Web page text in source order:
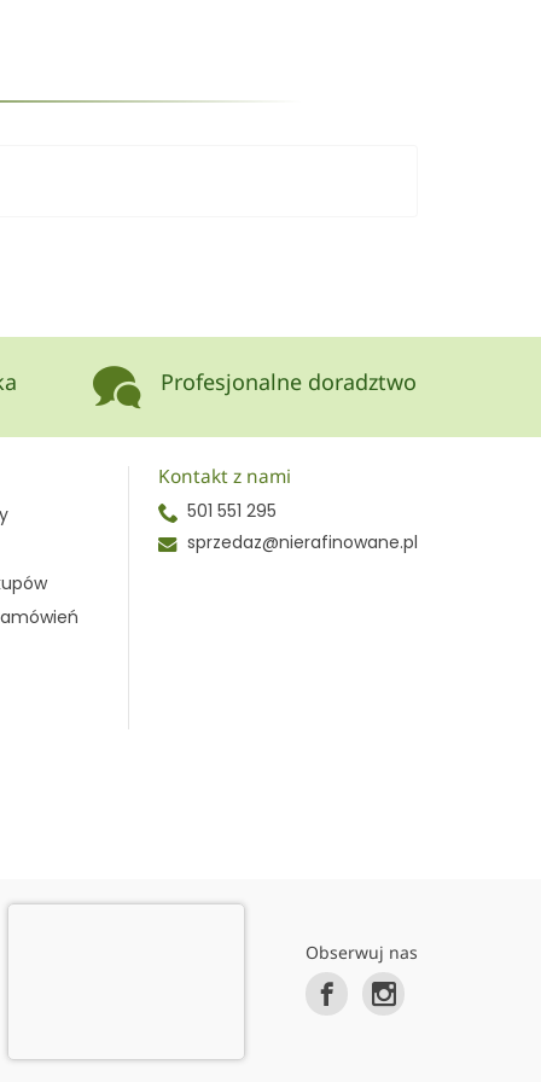
Profesjonalne doradztwo
Kontakt z nami
501 551 295
sprzedaz@nierafinowane.pl
Obserwuj nas